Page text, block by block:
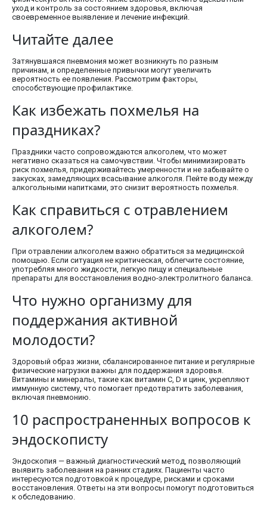
уход и контроль за состоянием здоровья, включая
своевременное выявление и лечение инфекций.
Читайте далее
Затянувшаяся пневмония может возникнуть по разным
причинам, и определенные привычки могут увеличить
вероятность ее появления. Рассмотрим факторы,
способствующие профилактике.
Как избежать похмелья на
праздниках?
Праздники часто сопровождаются алкоголем, что может
негативно сказаться на самочувствии. Чтобы минимизировать
риск похмелья, придерживайтесь умеренности и не забывайте о
закусках, замедляющих всасывание алкоголя. Пейте воду между
алкогольными напитками, это снизит вероятность похмелья.
Как справиться с отравлением
алкоголем?
При отравлении алкоголем важно обратиться за медицинской
помощью. Если ситуация не критическая, облегчите состояние,
употребляя много жидкости, легкую пищу и специальные
препараты для восстановления водно-электролитного баланса.
Что нужно организму для
поддержания активной
молодости?
Здоровый образ жизни, сбалансированное питание и регулярные
физические нагрузки важны для поддержания здоровья.
Витамины и минералы, такие как витамин C, D и цинк, укрепляют
иммунную систему, что помогает предотвратить заболевания,
включая пневмонию.
10 распространенных вопросов к
эндоскописту
Эндоскопия — важный диагностический метод, позволяющий
выявить заболевания на ранних стадиях. Пациенты часто
интересуются подготовкой к процедуре, рисками и сроками
восстановления. Ответы на эти вопросы помогут подготовиться
к обследованию.